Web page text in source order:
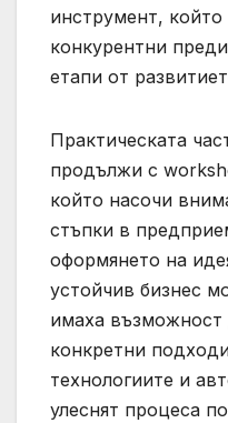
инструмент,
конкурентни
етапи от
Практическата
продължи с
който насочи
стъпки в
оформянето на
устойчив бизнес
имаха възможност
конкретни
технологиите и
улеснят процеса